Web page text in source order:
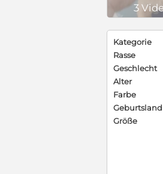
3
Kategorie
Rasse
Geschlecht
Alter
Farbe
Geburtsland
Größe